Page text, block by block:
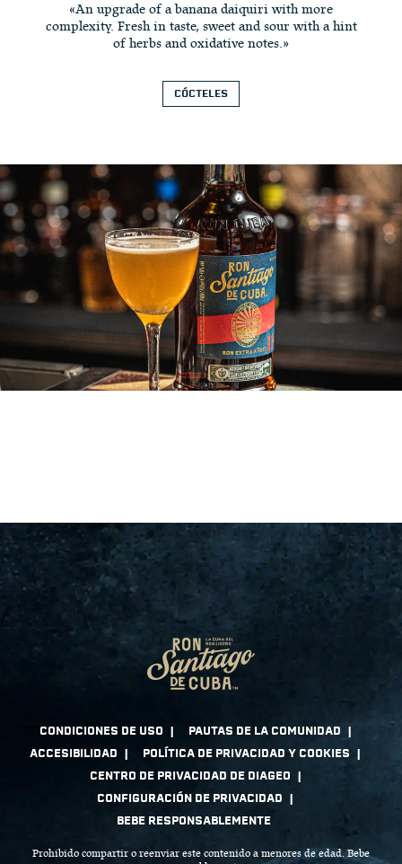
«An upgrade of a banana daiquiri with more
complexity. Fresh in taste, sweet and sour with a hint
of herbs and oxidative notes.»
CÓCTELES
Prohibido compartir o reenviar este contenido a menores de edad. Bebe